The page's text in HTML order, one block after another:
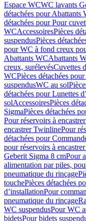
Espace WCWC lavants
détachées pour Abattants
détachées pour Pour
WCAccessoiresPièces
suspendusPièces
pour WC à fond creux
Abattants WCAbattants
creux, surélevésCuvettes
WCPièces détachées
suspendusWC au sol
détachées pour Lunettes
solAccessoiresPièces
SigmaPièces détachées
Pour réservoirs à
encastrer TwinlinePour
détachées pour
pour réservoirs à
Geberit Sigma 8 cmPour
alimentation par piles,
pneumatique du rinçage
touchePièces détachées
d’installationPour
pneumatique du rinçage
WC suspendusPour WC
bidetsPour bidets